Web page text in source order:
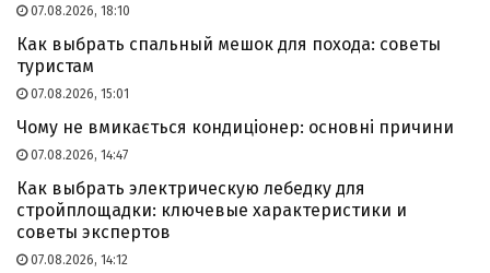
07.08.2026, 18:10
Как выбрать спальный мешок для похода: советы
туристам
07.08.2026, 15:01
Чому не вмикається кондиціонер: основні причини
07.08.2026, 14:47
Как выбрать электрическую лебедку для
стройплощадки: ключевые характеристики и
советы экспертов
07.08.2026, 14:12